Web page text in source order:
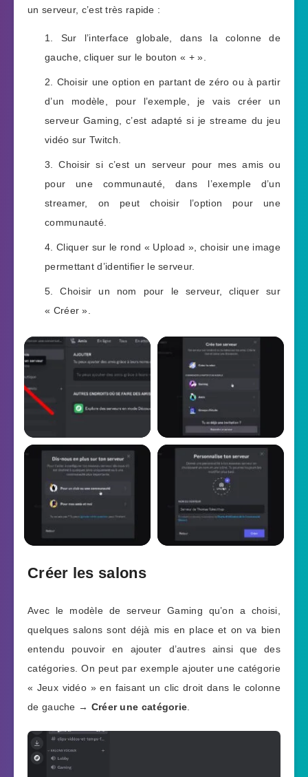
un serveur, c’est très rapide :
Sur l’interface globale, dans la colonne de
gauche, cliquer sur le bouton « + ».
Choisir une option en partant de zéro ou à partir
d’un modèle, pour l’exemple, je vais créer un
serveur Gaming, c’est adapté si je streame du jeu
vidéo sur Twitch.
Choisir si c’est un serveur pour mes amis ou
pour une communauté, dans l’exemple d’un
streamer, on peut choisir l’option pour une
communauté.
Cliquer sur le rond « Upload », choisir une image
permettant d’identifier le serveur.
Choisir un nom pour le serveur, cliquer sur
« Créer ».
Créer les salons
Avec le modèle de serveur Gaming qu’on a choisi,
quelques salons sont déjà mis en place et on va bien
entendu pouvoir en ajouter d’autres ainsi que des
catégories. On peut par exemple ajouter une catégorie
« Jeux vidéo » en faisant un clic droit dans le colonne
de gauche → Créer une catégorie.